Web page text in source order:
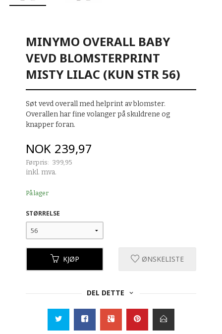
MINYMO OVERALL BABY
VEVD BLOMSTERPRINT
MISTY LILAC (KUN STR 56)
Søt vevd overall med helprint av blomster.
Overallen har fine volanger på skuldrene og
knapper foran.
Tilbud
NOK 239,97
Førpris: 399,95
Rabatt
inkl. mva.
På lager
STØRRELSE
KJØP ØNSKELISTE
DEL DETTE